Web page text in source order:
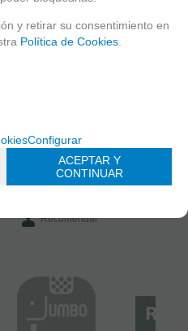
JUEGOS EN SOLITARIO
JUEGOS INFANTILES
Solicitar más
info
Recomendar
y retirar su consentimiento en
Política de Cookies
Configurar
ACEPTAR Y
CONTINUAR